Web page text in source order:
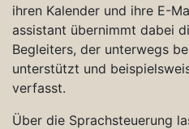
ihren Kalender und ihre E-
assistant übernimmt dabei
Begleiters, der unterwegs
unterstützt und
verfasst.
Über die Sprachsteuerung